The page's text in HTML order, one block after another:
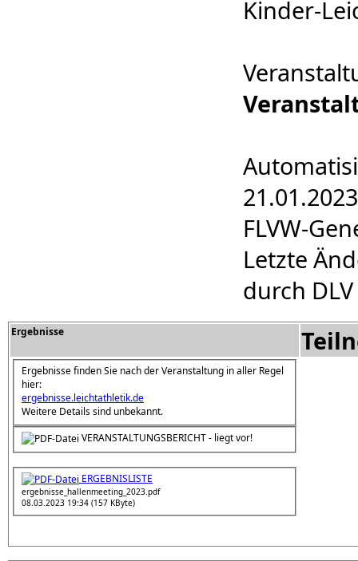
Kinder-
21.01.2023
FLVW-
Letzte
durch
Ergebnisse
Ergebnisse finden Sie nach der Veranstaltung in aller Regel
hier:
ergebnisse.leichtathletik.de
Weitere Details sind unbekannt.
VERANSTALTUNGSBERICHT - liegt vor!
ERGEBNISLISTE
ergebnisse_hallenmeeting_2023.pdf
08.03.2023 19:34 (157 KByte)